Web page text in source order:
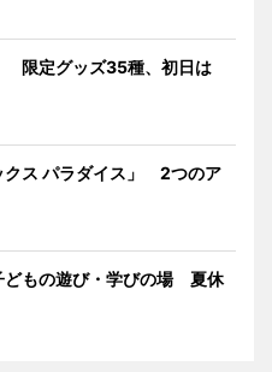
限定グッズ35種、初日は
クス パラダイス」 2つのア
どもの遊び・学びの場 夏休